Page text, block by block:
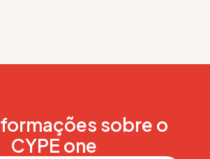
sobre o
CYPE one